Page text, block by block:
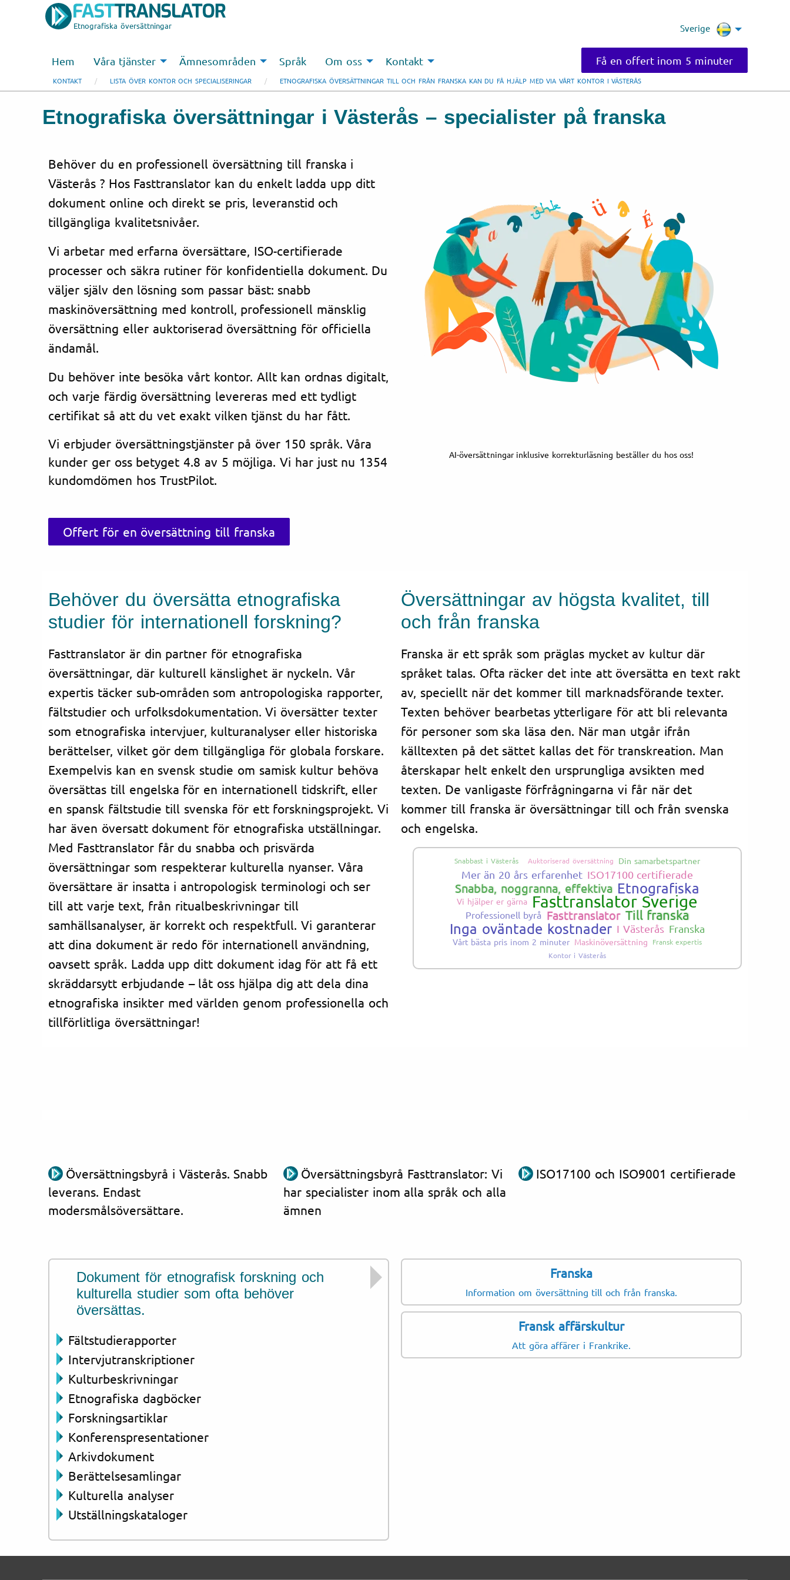
Etnografiska översättningar Sverige
Få en offert inom 5 minuter
Hem Våra tjänster Ämnesområden Språk Om oss Kontakt
KONTAKT LISTA ÖVER KONTOR OCH SPECIALISERINGAR ETNOGRAFISKA ÖVERSÄTTNINGAR TILL OCH FRÅN FRANSKA KAN DU FÅ HJÄLP MED VIA VÅRT KONTOR I VÄSTERÅS
Etnografiska översättningar i Västerås – specialister på franska
Behöver du en professionell översättning till franska i
Västerås ? Hos Fasttranslator kan du enkelt ladda upp ditt
dokument online och direkt se pris, leveranstid och
tillgängliga kvalitetsnivåer.
Vi arbetar med erfarna översättare, ISO-certifierade
processer och säkra rutiner för konfidentiella dokument. Du
väljer själv den lösning som passar bäst: snabb
maskinöversättning med kontroll, professionell mänsklig
översättning eller auktoriserad översättning för officiella
ändamål.
Du behöver inte besöka vårt kontor. Allt kan ordnas digitalt,
och varje färdig översättning levereras med ett tydligt
certifikat så att du vet exakt vilken tjänst du har fått.
Vi erbjuder översättningstjänster på över 150 språk. Våra
kunder ger oss betyget 4.8 av 5 möjliga. Vi har just nu 1354
kundomdömen hos TrustPilot.
Offert för en översättning till franska
AI-översättningar inklusive korrekturläsning beställer du hos oss!
Behöver du översätta etnografiska
studier för internationell forskning?
Fasttranslator är din partner för etnografiska
översättningar, där kulturell känslighet är nyckeln. Vår
expertis täcker sub-områden som antropologiska rapporter,
fältstudier och urfolksdokumentation. Vi översätter texter
som etnografiska intervjuer, kulturanalyser eller historiska
berättelser, vilket gör dem tillgängliga för globala forskare.
Exempelvis kan en svensk studie om samisk kultur behöva
översättas till engelska för en internationell tidskrift, eller
en spansk fältstudie till svenska för ett forskningsprojekt. Vi
har även översatt dokument för etnografiska utställningar.
Med Fasttranslator får du snabba och prisvärda
översättningar som respekterar kulturella nyanser. Våra
översättare är insatta i antropologisk terminologi och ser
till att varje text, från ritualbeskrivningar till
samhällsanalyser, är korrekt och respektfull. Vi garanterar
att dina dokument är redo för internationell användning,
oavsett språk. Ladda upp ditt dokument idag för att få ett
skräddarsytt erbjudande – låt oss hjälpa dig att dela dina
etnografiska insikter med världen genom professionella och
tillförlitliga översättningar!
Översättningar av högsta kvalitet, till
och från franska
Franska är ett språk som präglas mycket av kultur där
språket talas. Ofta räcker det inte att översätta en text rakt
av, speciellt när det kommer till marknadsförande texter.
Texten behöver bearbetas ytterligare för att bli relevanta
för personer som ska läsa den. När man utgår ifrån
källtexten på det sättet kallas det för transkreation. Man
återskapar helt enkelt den ursprungliga avsikten med
texten. De vanligaste förfrågningarna vi får när det
kommer till franska är översättningar till och från svenska
och engelska.
Snabbast i Västerås Auktoriserad översättning Din samarbetspartner
Mer än 20 års erfarenhet ISO17100 certifierade
Snabba, noggranna, effektiva Etnografiska
Vi hjälper er gärna Fasttranslator Sverige
Professionell byrå Fasttranslator Till franska
Inga oväntade kostnader I Västerås Franska
Vårt bästa pris inom 2 minuter Maskinöversättning
Fransk expertis
Kontor i Västerås
Översättningsbyrå i Västerås. Snabb
leverans. Endast
modersmålsöversättare.
Översättningsbyrå Fasttranslator: Vi
har specialister inom alla språk och alla
ämnen
ISO17100 och ISO9001 certifierade
Dokument för etnografisk forskning och
kulturella studier som ofta behöver
översättas.
Fältstudierapporter
Intervjutranskriptioner
Kulturbeskrivningar
Etnografiska dagböcker
Forskningsartiklar
Konferenspresentationer
Arkivdokument
Berättelsesamlingar
Kulturella analyser
Utställningskataloger
Dokument för etnografisk forskning och
kulturella studier som ofta behöver
översättas.
Berättelsesamlingar
Kulturella analyser
Franska
Information om översättning till och från franska.
Fransk affärskultur
Att göra affärer i Frankrike.